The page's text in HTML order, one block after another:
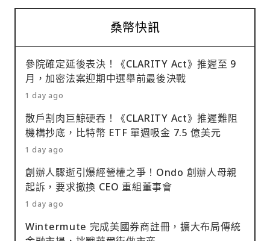
桑幣快訊
參院確定延後表決！《CLARITY Act》推遲至 9
月，加密法案迎期中選舉前最後決戰
1 day ago
散戶割肉巨鯨硬吞！《CLARITY Act》推遲難阻
機構抄底，比特幣 ETF 單週吸金 7.5 億美元
1 day ago
創辦人驟逝引爆經營權之爭！Ondo 創辦人母親
起訴，要求撤換 CEO 重組董事會
1 day ago
Wintermute 完成美國券商註冊，擴大布局傳統